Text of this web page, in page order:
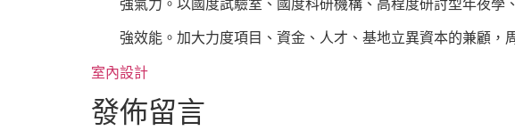
強效能。加大力度項目、資金、人才、基地立異資本的兼顧，
室內設計
發佈留言